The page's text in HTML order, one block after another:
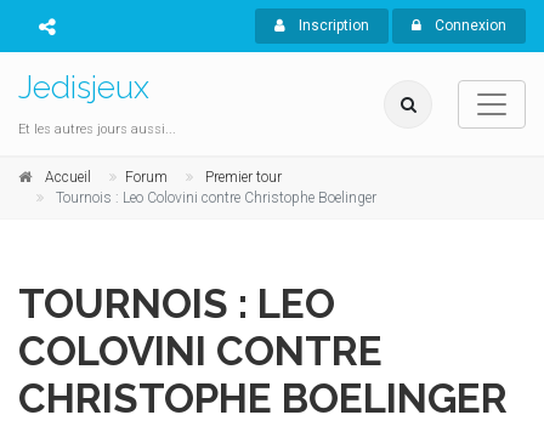
Inscription Connexion
Jedisjeux
Et les autres jours aussi...
Accueil Forum
Premier tour
Tournois : Leo Colovini contre Christophe Boelinger
TOURNOIS : LEO
COLOVINI CONTRE
CHRISTOPHE BOELINGER